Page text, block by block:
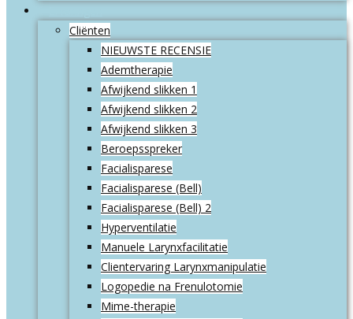
Cliënten
NIEUWSTE RECENSIE
Ademtherapie
Afwijkend slikken 1
Afwijkend slikken 2
Afwijkend slikken 3
Beroepsspreker
Facialisparese
Facialisparese (Bell)
Facialisparese (Bell) 2
Hyperventilatie
Manuele Larynxfacilitatie
Clientervaring Larynxmanipulatie
Logopedie na Frenulotomie
Mime-therapie